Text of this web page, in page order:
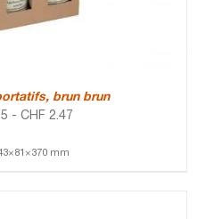
brun brun
- CHF 2.47
mm